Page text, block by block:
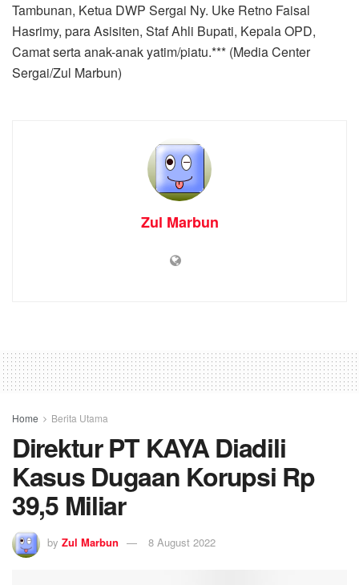
Tambunan, Ketua DWP Sergai Ny. Uke Retno Faisal
Hasrimy, para Asisiten, Staf Ahli Bupati, Kepala OPD,
Camat serta anak-anak yatim/piatu.*** (Media Center
Sergai/Zul Marbun)
Zul Marbun
Home Berita Utama
Direktur PT KAYA Diadili
Kasus Dugaan Korupsi Rp
39,5 Miliar
by Zul Marbun 8 August 2022